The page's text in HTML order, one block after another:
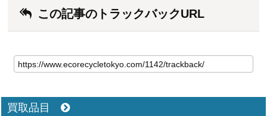
この記事のトラックバックURL
買取品目